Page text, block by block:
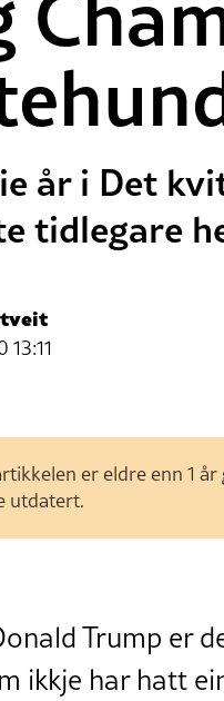
år i Det
tidlegare
13:11
er eldre enn 1
utdatert.
Trump er
ikkje har hatt